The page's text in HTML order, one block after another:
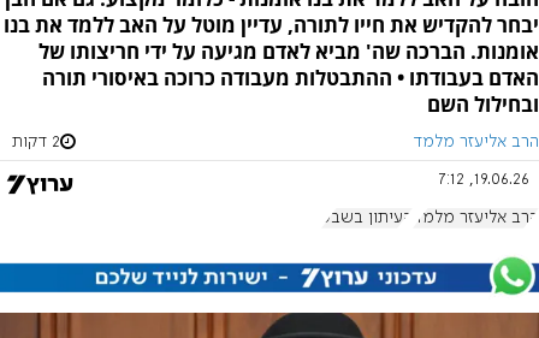
יבחר להקדיש את חייו לתורה, עדיין מוטל על האב ללמד את בנו
אומנות. הברכה שה' מביא לאדם מגיעה על ידי חריצותו של
האדם בעבודתו • ההתבטלות מעבודה כרוכה באיסורי תורה
ובחילול השם
הרב אליעזר מלמד 2 דקות
19.06.26, 7:12
הרב אליעזר מלמד העיתון בשבע